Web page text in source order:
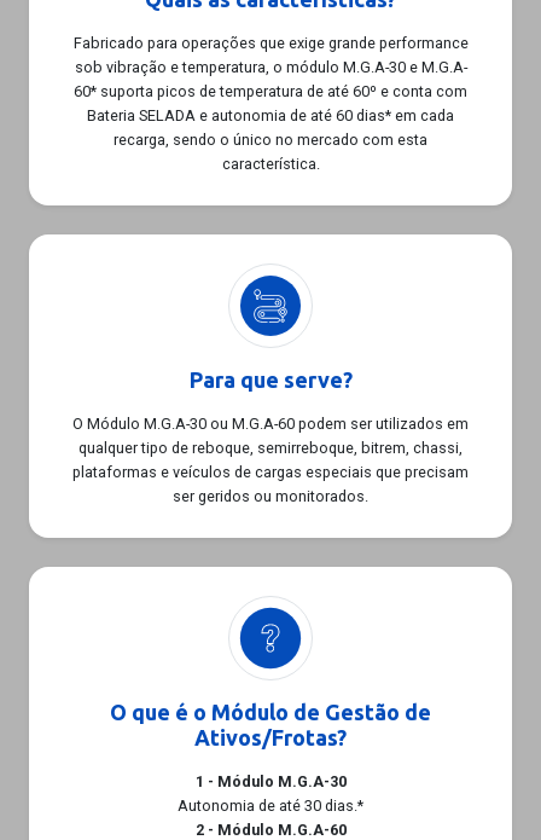
Fabricado para operações que exige grande performance
sob vibração e temperatura, o módulo M.G.A-30 e M.G.A-
60* suporta picos de temperatura de até 60º e conta com
Bateria SELADA e autonomia de até 60 dias* em cada
recarga, sendo o único no mercado com esta
característica.
Para que serve?
O Módulo M.G.A-30 ou M.G.A-60 podem ser utilizados em
qualquer tipo de reboque, semirreboque, bitrem, chassi,
plataformas e veículos de cargas especiais que precisam
ser geridos ou monitorados.
O que é o Módulo de Gestão de
Ativos/Frotas?
1 - Módulo M.G.A-30
Autonomia de até 30 dias.*
2 - Módulo M.G.A-60